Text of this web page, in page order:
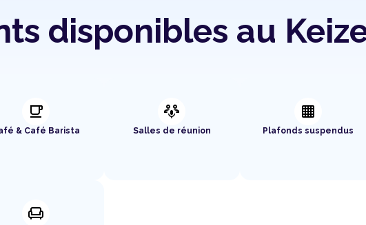
disponibles au
local_cafe
& Café Barista
adaptive_audio_mic
Salles de réunion
background_grid_small
Plafonds suspendus
chair